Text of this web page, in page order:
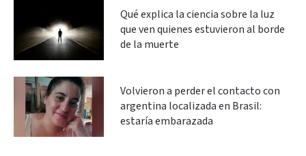
Qué explica la ciencia sobre la luz
que ven quienes estuvieron al borde
de la muerte
Volvieron a perder el contacto con
argentina localizada en Brasil:
estaría embarazada